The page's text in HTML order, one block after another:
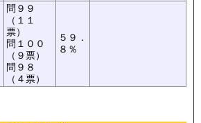
問９９
（１１
票）
問１００
（９票）
問９８
（４票）
５９．
８％